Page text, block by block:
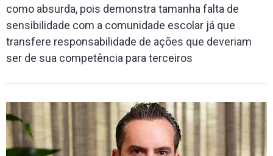
como absurda, pois demonstra tamanha falta de
sensibilidade com a comunidade escolar já que
transfere responsabilidade de ações que deveriam
ser de sua competência para terceiros